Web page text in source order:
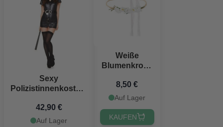
Sexy
Polizistinnenkostüm
42,90 €
Auf Lager
Weiße
Blumenkrone
8,50 €
Auf Lager
KAUFEN